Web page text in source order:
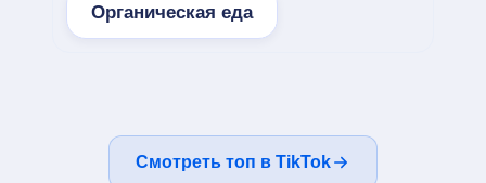
Органическая еда
Смотреть топ в TikTok